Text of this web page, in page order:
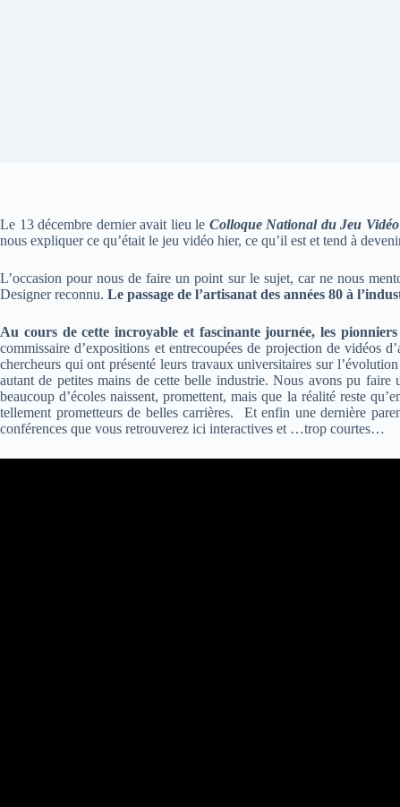
Le 13 décembre dernier avait lieu le Colloque National du Jeu Vidéo
nous expliquer ce qu’était le jeu vidéo hier, ce qu’il est et tend à
L’occasion pour nous de faire un point sur le sujet, car ne nous
Designer reconnu. Le passage de l’artisanat des années 80 à
Au cours de cette incroyable et fascinante journée, les
commissaire d’expositions et entrecoupées de projection de vidéos
chercheurs qui ont présenté leurs travaux universitaires sur
autant de petites mains de cette belle industrie. Nous avons pu
beaucoup d’écoles naissent, promettent, mais que la réalité reste
tellement prometteurs de belles carrières. Et enfin une dernière
conférences que vous retrouverez ici interactives et …trop courtes…